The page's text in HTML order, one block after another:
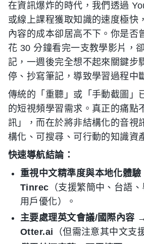
在資訊爆炸的時代，我們透過
或線上課程獲取知識的速度極快
內容的成本卻居高不下。你是否
花 30 分鐘看完一支教學影片，
記，一週後完全想不起來關鍵步
停、抄寫筆記，導致學習過程中
傳統的「重聽」或「手動截圖」
的短視頻學習需求。真正的痛點
訊」，而在於將非結構化的音視
構化、可搜尋、可行動的知識資
快速導航結論：
重視中文精準度與本地化體驗
Tinrec （支援繁簡中、台語
用戶優化）。
主要處理英文會議/國際內容
Otter.ai （但需注意其中文支